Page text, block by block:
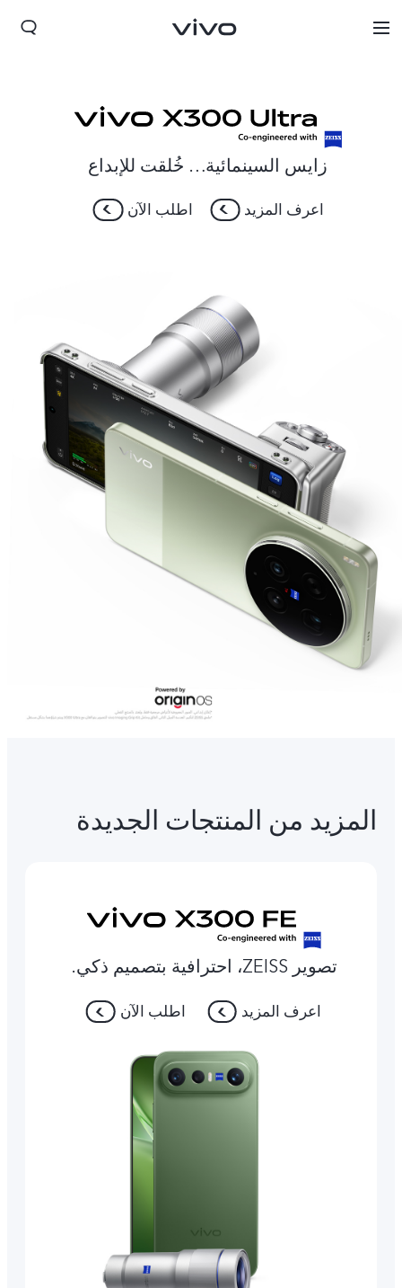
زايس السينمائية… خُلقت للإبداع
اعرف المزيد اطلب الآن
المزيد من المنتجات الجديدة
تصوير ZEISS، احترافية بتصميم ذكي.
اعرف المزيد اطلب الآن